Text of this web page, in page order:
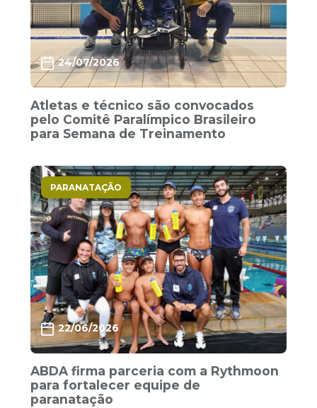
24/07/2026
Atletas e técnico são convocados
pelo Comitê Paralímpico Brasileiro
para Semana de Treinamento
PARANATAÇÃO
22/06/2026
ABDA firma parceria com a Rythmoon
para fortalecer equipe de
paranatação